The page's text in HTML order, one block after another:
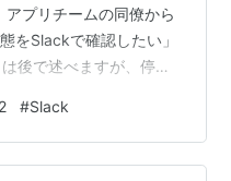
プリチームの同僚から
をSlackで確認したい」
後で述べますが、停止
ろうと軽く引き受けた
いくつかの制約があ
回の記事では、AWS
#Slack